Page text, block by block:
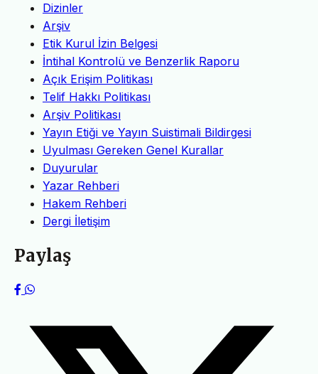
Dizinler
Arşiv
Etik Kurul İzin Belgesi
İntihal Kontrolü ve Benzerlik Raporu
Açık Erişim Politikası
Telif Hakkı Politikası
Arşiv Politikası
Yayın Etiği ve Yayın Suistimali Bildirgesi
Uyulması Gereken Genel Kurallar
Duyurular
Yazar Rehberi
Hakem Rehberi
Dergi İletişim
Paylaş